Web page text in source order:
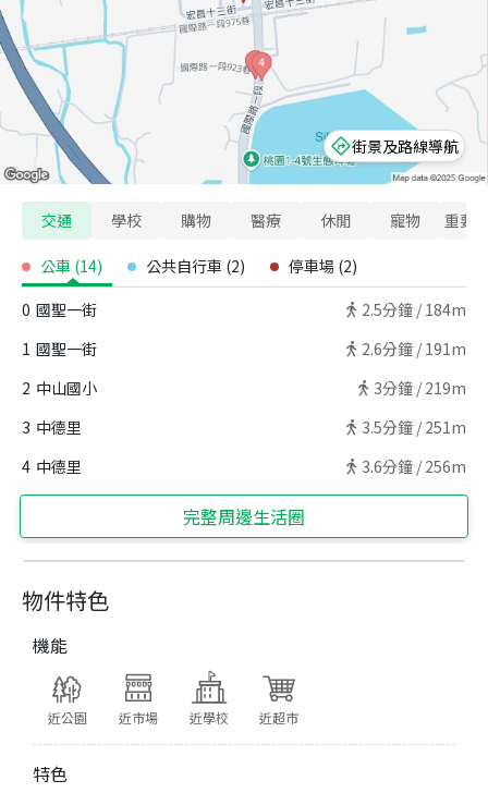
物件特色
機能
近公園 近市場 近學校 近超市
特色
街景及路線導航
交通 學校 購物 醫療 休閒 寵物 重要
公車 (14) 公共自行車 (2) 停車場 (2)
0 國聖一街 2.5分鐘 / 184m
1 國聖一街 2.6分鐘 / 191m
2 中山國小 3分鐘 / 219m
3 中德里 3.5分鐘 / 251m
4 中德里 3.6分鐘 / 256m
完整周邊生活圈